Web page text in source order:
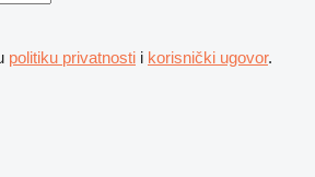
politiku privatnosti i korisnički ugovor.